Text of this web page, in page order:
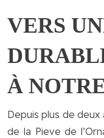
VERS
À
Depuis plus de
de la Pieve de